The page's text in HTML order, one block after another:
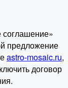
соглашение»
предложение
astro-mosaic.ru,
договор